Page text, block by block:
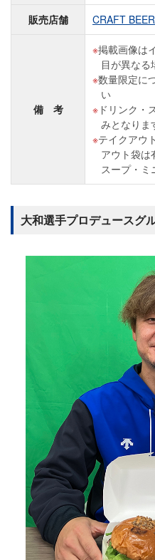
販売店舗 CRAFT
備 考
掲載画像は
目が異なる
数量限定に
い
ドリンク・
みとなりま
テイクアウ
アウト袋は
スープ・ミ
大和選手プロデュースグ